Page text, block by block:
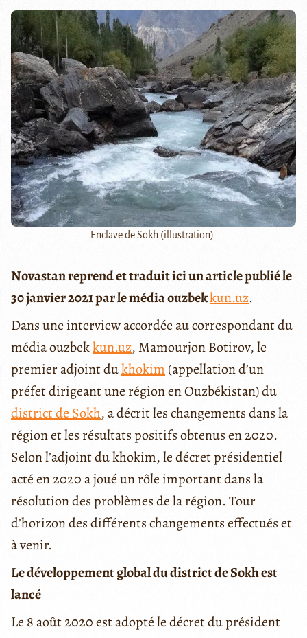
Enclave de Sokh (illustration).
Novastan reprend et traduit ici un article publié le
30 janvier 2021 par le média ouzbekkun.uz.
Dans une interview accordée au correspondant du
média ouzbekkun.uz, Mamourjon Botirov, le
premier adjoint dukhokim (appellation d’un
préfet dirigeant une région en Ouzbékistan) du
district de Sokh, a décrit les changements dans la
région et les résultats positifs obtenus en 2020.
Selon l’adjoint du khokim, le décret présidentiel
acté en 2020 a joué un rôle important dans la
résolution des problèmes de la région. Tour
d’horizon des différents changements effectués et
à venir.
Le développement global du district de Sokh est
lancé
Le 8 août 2020 est adopté le décret du président